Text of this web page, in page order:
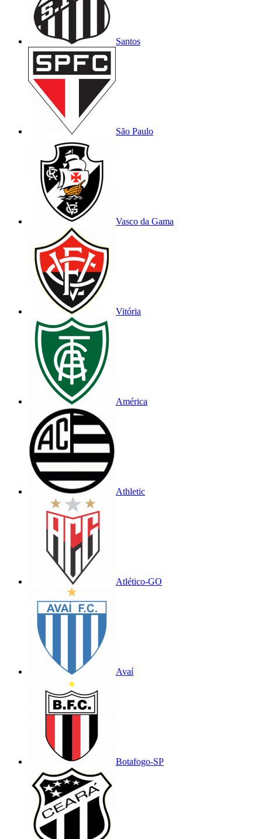
Santos
São Paulo
Vasco da Gama
Vitória
América
Athletic
Atlético-GO
Avaí
Botafogo-SP